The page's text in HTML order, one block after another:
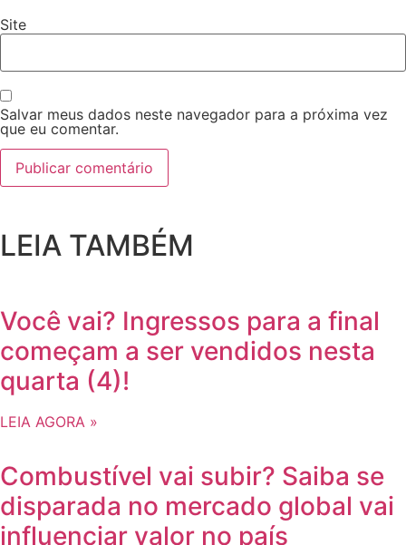
Site
Salvar meus dados neste navegador para a próxima vez
que eu comentar.
LEIA TAMBÉM
Você vai? Ingressos para a final
começam a ser vendidos nesta
quarta (4)!
LEIA AGORA »
Combustível vai subir? Saiba se
disparada no mercado global vai
influenciar valor no país